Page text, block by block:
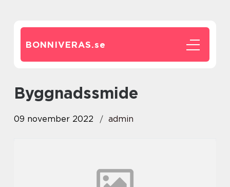
BONNIVERAS.se
byggnadssmide
09 november 2022 admin